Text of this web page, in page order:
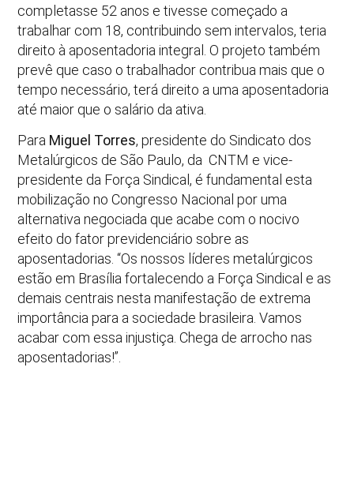
completasse 52 anos e tivesse começado a
trabalhar com 18, contribuindo sem intervalos, teria
direito à aposentadoria integral. O projeto também
prevê que caso o trabalhador contribua mais que o
tempo necessário, terá direito a uma aposentadoria
até maior que o salário da ativa.
Para Miguel Torres, presidente do Sindicato dos
Metalúrgicos de São Paulo, da CNTM e vice-
presidente da Força Sindical, é fundamental esta
mobilização no Congresso Nacional por uma
alternativa negociada que acabe com o nocivo
efeito do fator previdenciário sobre as
aposentadorias. “Os nossos líderes metalúrgicos
estão em Brasília fortalecendo a Força Sindical e as
demais centrais nesta manifestação de extrema
importância para a sociedade brasileira. Vamos
acabar com essa injustiça. Chega de arrocho nas
aposentadorias!”.